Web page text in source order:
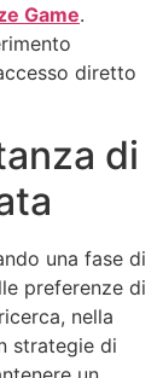
Game.
diretto
di
una fase di
preferenze di
nella
strategie di